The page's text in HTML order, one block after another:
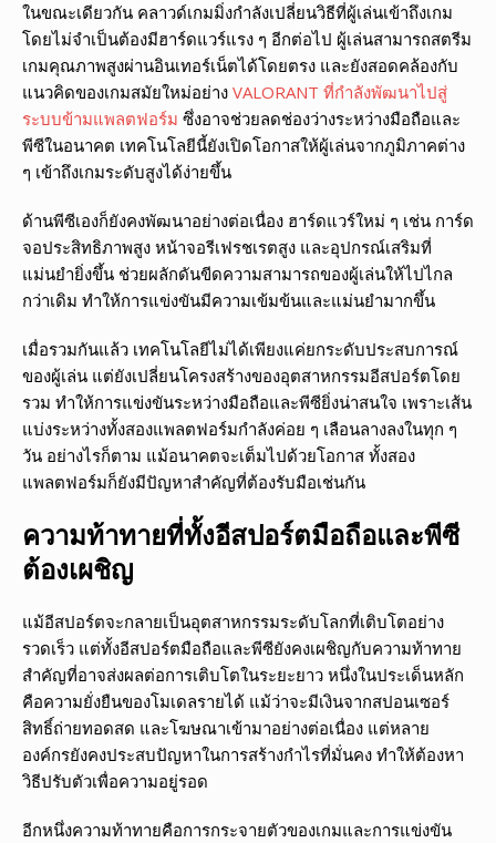
ในขณะเดียวกัน คลาวด์เกมมิ่งกำลังเปลี่ยนวิธีที่ผู้เล่นเข้าถึงเกม
โดยไม่จำเป็นต้องมีฮาร์ดแวร์แรง ๆ อีกต่อไป ผู้เล่นสามารถสตรีม
เกมคุณภาพสูงผ่านอินเทอร์เน็ตได้โดยตรง และยังสอดคล้องกับ
แนวคิดของเกมสมัยใหม่อย่าง VALORANT ที่กำลังพัฒนาไปสู่
ระบบข้ามแพลตฟอร์ม ซึ่งอาจช่วยลดช่องว่างระหว่างมือถือและ
พีซีในอนาคต เทคโนโลยีนี้ยังเปิดโอกาสให้ผู้เล่นจากภูมิภาคต่าง
ๆ เข้าถึงเกมระดับสูงได้ง่ายขึ้น
ด้านพีซีเองก็ยังคงพัฒนาอย่างต่อเนื่อง ฮาร์ดแวร์ใหม่ ๆ เช่น การ์ด
จอประสิทธิภาพสูง หน้าจอรีเฟรชเรตสูง และอุปกรณ์เสริมที่
แม่นยำยิ่งขึ้น ช่วยผลักดันขีดความสามารถของผู้เล่นให้ไปไกล
กว่าเดิม ทำให้การแข่งขันมีความเข้มข้นและแม่นยำมากขึ้น
เมื่อรวมกันแล้ว เทคโนโลยีไม่ได้เพียงแค่ยกระดับประสบการณ์
ของผู้เล่น แต่ยังเปลี่ยนโครงสร้างของอุตสาหกรรมอีสปอร์ตโดย
รวม ทำให้การแข่งขันระหว่างมือถือและพีซียิ่งน่าสนใจ เพราะเส้น
แบ่งระหว่างทั้งสองแพลตฟอร์มกำลังค่อย ๆ เลือนลางลงในทุก ๆ
วัน อย่างไรก็ตาม แม้อนาคตจะเต็มไปด้วยโอกาส ทั้งสอง
แพลตฟอร์มก็ยังมีปัญหาสำคัญที่ต้องรับมือเช่นกัน
ความท้าทายที่ทั้งอีสปอร์ตมือถือและพีซี
ต้องเผชิญ
แม้อีสปอร์ตจะกลายเป็นอุตสาหกรรมระดับโลกที่เติบโตอย่าง
รวดเร็ว แต่ทั้งอีสปอร์ตมือถือและพีซียังคงเผชิญกับความท้าทาย
สำคัญที่อาจส่งผลต่อการเติบโตในระยะยาว หนึ่งในประเด็นหลัก
คือความยั่งยืนของโมเดลรายได้ แม้ว่าจะมีเงินจากสปอนเซอร์
สิทธิ์ถ่ายทอดสด และโฆษณาเข้ามาอย่างต่อเนื่อง แต่หลาย
องค์กรยังคงประสบปัญหาในการสร้างกำไรที่มั่นคง ทำให้ต้องหา
วิธีปรับตัวเพื่อความอยู่รอด
อีกหนึ่งความท้าทายคือการกระจายตัวของเกมและการแข่งขัน